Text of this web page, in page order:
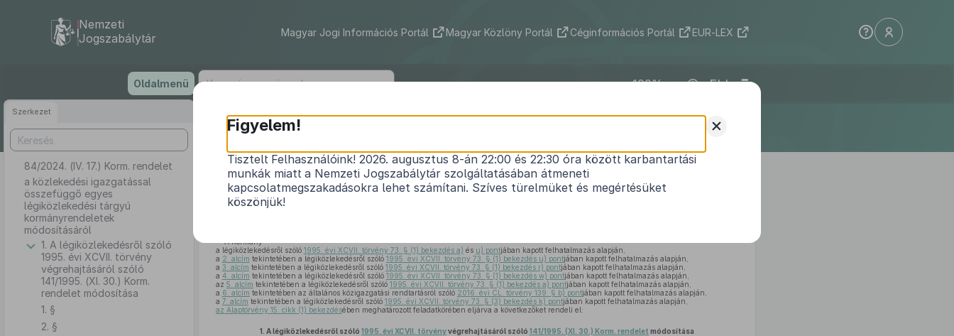
tartalomra
Nemzeti
Jogszabálytár
Magyar Jogi Információs Portál Magyar Közlöny Portál Céginformációs Portál EUR-LEX
Oldalmenü ELI
Szerkezet
84/2024. (IV. 17.) Korm. rendelet
a közlekedési igazgatással
összefüggő egyes
légiközlekedési tárgyú
kormányrendeletek
módosításáról
1. A légiközlekedésről szóló
1995. évi XCVII. törvény
végrehajtásáról szóló
141/1995. (XI. 30.) Korm.
rendelet módosítása
1. §
2. §
84/2024. (IV. 17.) Korm. rendelet
a közlekedési igazgatással összefüggő egyes légiközlekedési tárgyú
kormányrendeletek módosításáról1
A Kormány
a légiközlekedésről szóló 1995. évi XCVII. törvény 73. § (1) bekezdés a) és u) pontjában kapott felhatalmazás alapján,
a 2. alcím tekintetében a légiközlekedésről szóló 1995. évi XCVII. törvény 73. § (1) bekezdés u) pontjában kapott felhatalmazás alapján,
a 3. alcím tekintetében a légiközlekedésről szóló 1995. évi XCVII. törvény 73. § (1) bekezdés r) pontjában kapott felhatalmazás alapján,
a 4. alcím tekintetében a légiközlekedésről szóló 1995. évi XCVII. törvény 73. § (1) bekezdés w) pontjában kapott felhatalmazás alapján,
az 5. alcím tekintetében a légiközlekedésről szóló 1995. évi XCVII. törvény 73. § (1) bekezdés a) pontjában kapott felhatalmazás alapján,
a 6. alcím tekintetében az általános közigazgatási rendtartásról szóló 2016. évi CL. törvény 139. § b) pontjában kapott felhatalmazás alapján,
a 7. alcím tekintetében a légiközlekedésről szóló 1995. évi XCVII. törvény 73. § (3) bekezdés k) pontjában kapott felhatalmazás alapján,
az Alaptörvény 15. cikk (1) bekezdésében meghatározott feladatkörében eljárva a következőket rendeli el:
1. A légiközlekedésről szóló 1995. évi XCVII. törvényvégrehajtásáról szóló 141/1995. (XI. 30.) Korm. rendelet módosítása
+
Figyelem!
Tisztelt Felhasználóink! 2026. augusztus 8-án 22:00 és 22:30 óra között karbantartási
munkák miatt a Nemzeti Jogszabálytár szolgáltatásában átmeneti
kapcsolatmegszakadásokra lehet számítani. Szíves türelmüket és megértésüket
köszönjük!